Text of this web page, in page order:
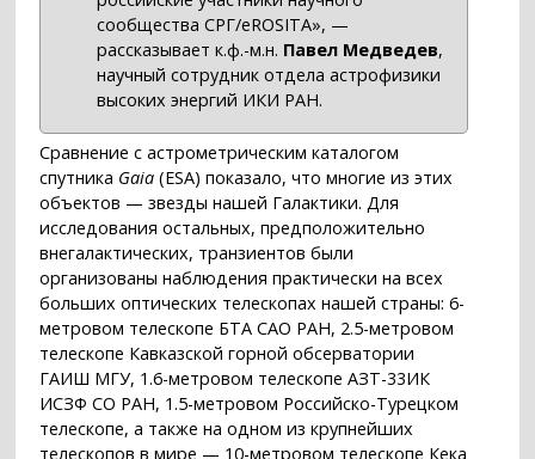
сообщества СРГ/eROSITA», —
рассказывает к.ф.-м.н. Павел Медведев,
научный сотрудник отдела астрофизики
высоких энергий ИКИ РАН.
Сравнение с астрометрическим каталогом
спутника Gaia (ESA) показало, что многие из этих
объектов — звезды нашей Галактики. Для
исследования остальных, предположительно
внегалактических, транзиентов были
организованы наблюдения практически на всех
больших оптических телескопах нашей страны: 6-
метровом телескопе БТА САО РАН, 2.5-метровом
телескопе Кавказской горной обсерватории
ГАИШ МГУ, 1.6-метровом телескопе АЗТ-33ИК
ИСЗФ СО РАН, 1.5-метровом Российско-Турецком
телескопе, а также на одном из крупнейших
телескопов в мире — 10-метровом телескопе Кека